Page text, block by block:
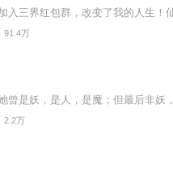
91.4万
2.2万